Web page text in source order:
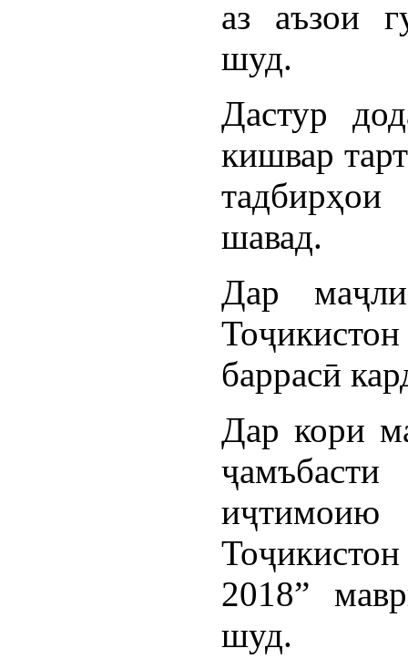
аз аъзои
шуд.
Дастур
кишвар
шавад.
Дар
баррасӣ
Дар кори
2018”
шуд.